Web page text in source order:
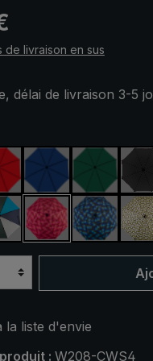
:
de livraison en sus
délai de livraison 3-5
rouge bleu royalvert foncé
/ vert foncé
bleu / vert / gris
rose / rouge à
bleu /
la liste d'envie
: W208-CWS4